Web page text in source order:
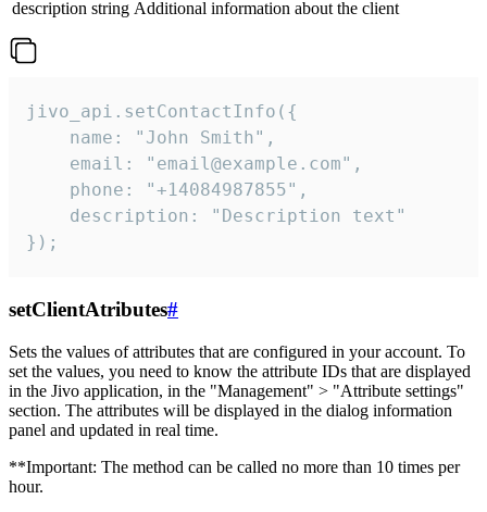
description string Additional information about the client
jivo_api.setContactInfo({
    name: "John Smith",
    email: "email@example.com",
    phone: "+14084987855",
    description: "Description text"
});
setClientAtributes#
Sets the values ​​of attributes that are configured in your account. To
set the values, you need to know the attribute IDs that are displayed
in the Jivo application, in the "Management" > "Attribute settings"
section. The attributes will be displayed in the dialog information
panel and updated in real time.
**Important: The method can be called no more than 10 times per
hour.